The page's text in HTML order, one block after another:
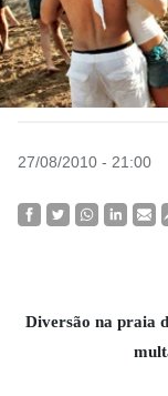
27/08/2010 - 21:00
Diversão na praia